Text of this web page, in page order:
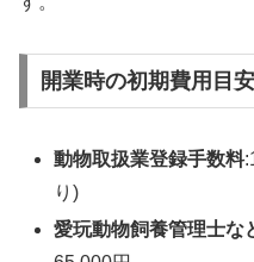
開業時の初期費用目安
動物取扱業登録手数料
り)
愛玩動物飼養管理士な